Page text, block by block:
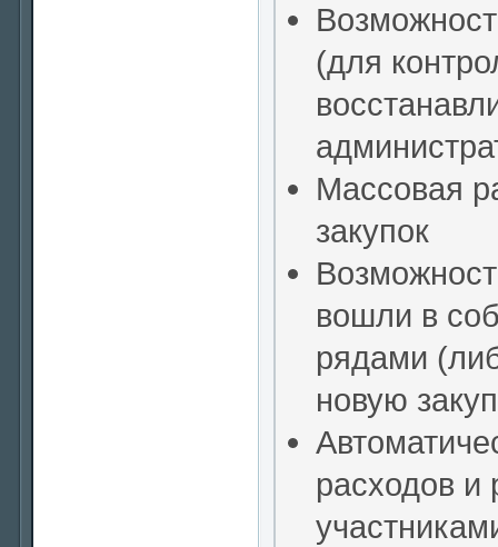
(для
Массовая
закупок
вошли в
рядами
новую
расходов и